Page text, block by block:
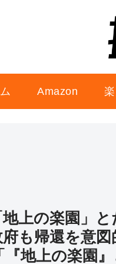
Amazon
地上の楽園」
も帰還を意
地上の楽園